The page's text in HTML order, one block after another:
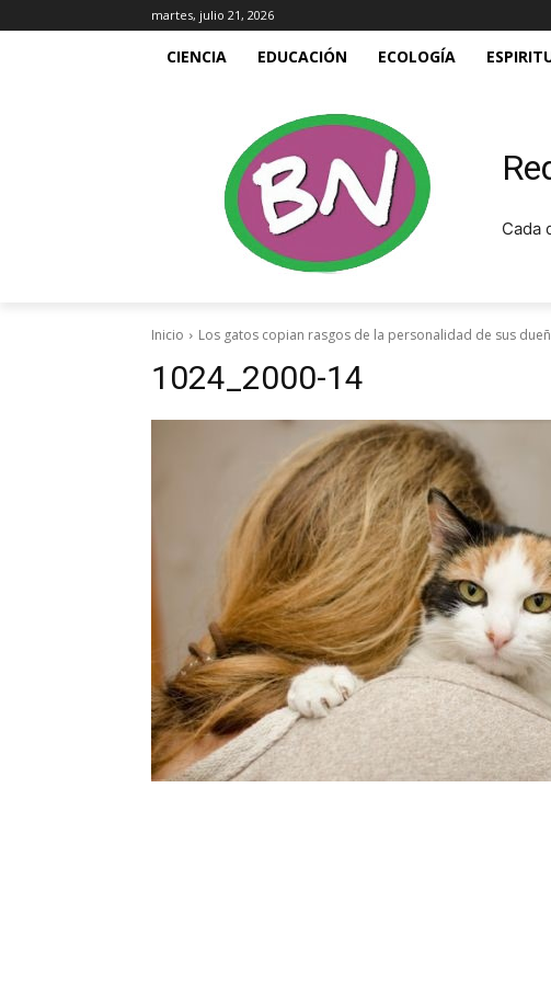
martes, julio 21, 2026
CIENCIA EDUCACIÓN ECOLOGÍA
Cada
Inicio Los gatos copian rasgos de la personalidad de sus
1024_2000-14